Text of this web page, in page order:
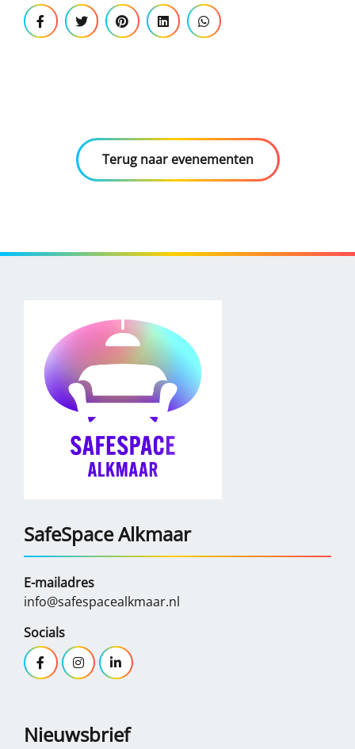
Terug naar evenementen
SafeSpace Alkmaar
E-mailadres
info@safespacealkmaar.nl
Socials
Nieuwsbrief